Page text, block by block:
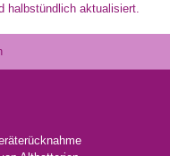
halbstündlich aktualisiert.